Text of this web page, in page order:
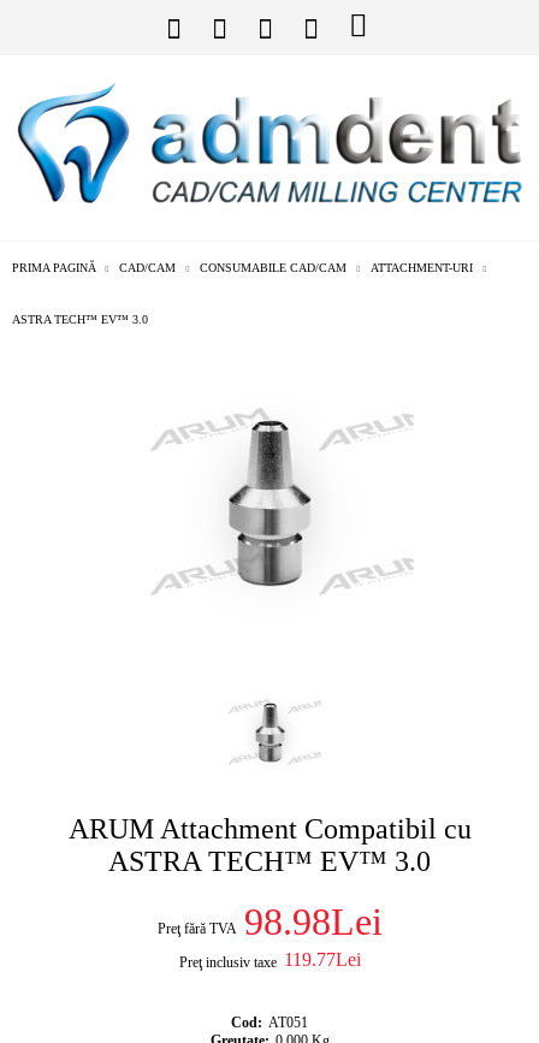
PRIMA PAGINĂ CAD/CAM CONSUMABILE CAD/CAM ATTACHMENT-URI
ASTRA TECH™ EV™ 3.0
ARUM Attachment Compatibil cu
ASTRA TECH™ EV™ 3.0
Preţ fără TVA 98.98Lei
Preţ inclusiv taxe 119.77Lei
Cod: AT051